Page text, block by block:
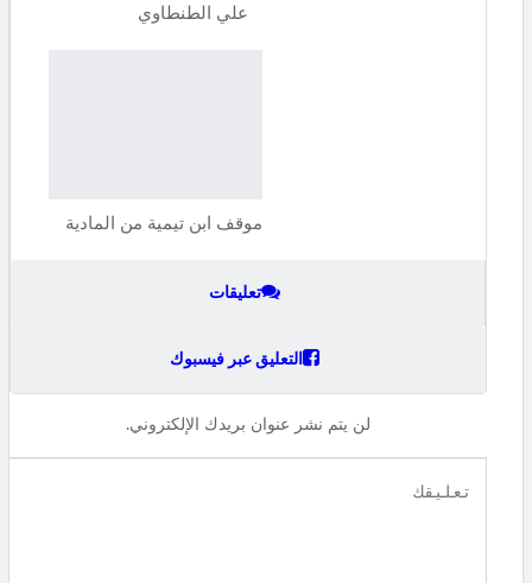
علي الطنطاوي
موقف ابن تيمية من المادية
تعليقات
التعليق عبر فيسبوك
لن يتم نشر عنوان بريدك الإلكتروني.